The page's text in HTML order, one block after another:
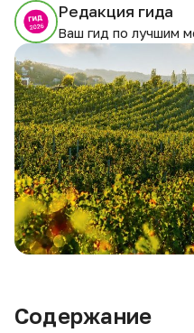
Редакция гида
Ваш гид по лучшим
Содержание